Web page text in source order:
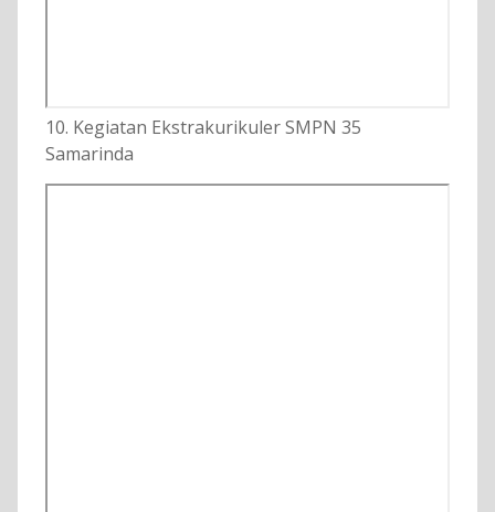
10. Kegiatan Ekstrakurikuler SMPN 35
Samarinda